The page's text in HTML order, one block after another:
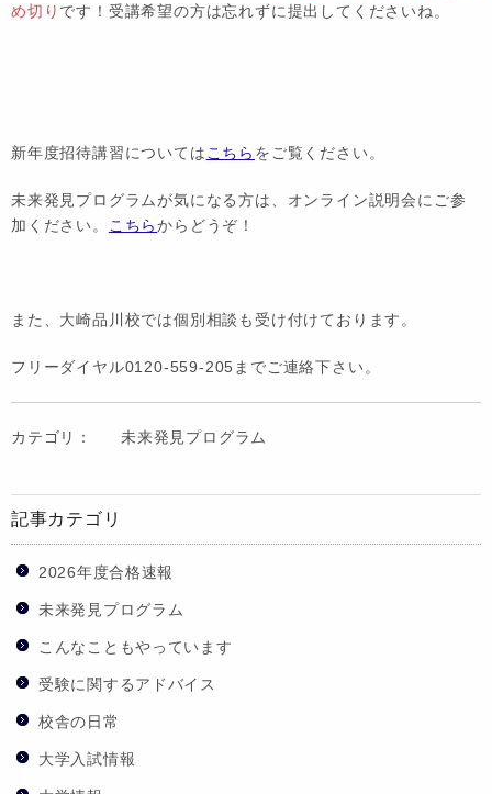
め切り です！受講希望の方は忘れずに提出してくださいね。
新年度招待講習については こちら をご覧ください。
未来発見プログラムが気になる方は、オンライン説明会にご参
加ください。
こちらからどうぞ！
また、大崎品川校では個別相談も受け付けております。
フリーダイヤル0120‐559-205までご連絡下さい。
カテゴリ： 未来発見プログラム
記事カテゴリ
2026年度合格速報
未来発見プログラム
こんなこともやっています
受験に関するアドバイス
校舎の日常
大学入試情報